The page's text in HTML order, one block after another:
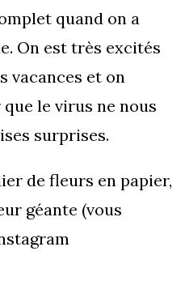
quand on a
On est très excités
vacances et on
le virus ne nous
surprises.
de fleurs en papier,
géante (vous